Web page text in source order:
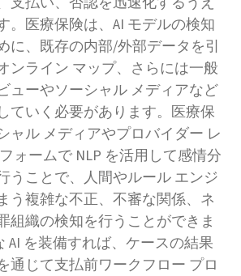
。医療保険は、AI モデルの検知
に、既存の内部/外部データを引
ンライン マップ、さらには一般
ューやソーシャル メディアなど
ていく必要があります。医療保
ャル メディアやプロバイダー レ
ォームで NLP を活用して感情分
うことで、人間やルール エンジ
う複雑な不正、不審な関係、ネ
組織の検知を行うことができま
AI を装備すれば、ケースの結果
通じて支払前ワークフロー プロ